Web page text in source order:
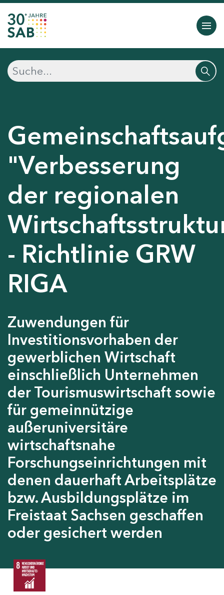
"Verbesserung
der regionalen
- Richtlinie GRW
RIGA
Zuwendungen für
Investitionsvorhaben der
gewerblichen Wirtschaft
einschließlich Unternehmen
der Tourismuswirtschaft sowie
für gemeinnützige
außeruniversitäre
wirtschaftsnahe
Forschungseinrichtungen mit
denen dauerhaft Arbeitsplätze
bzw. Ausbildungsplätze im
Freistaat Sachsen geschaffen
oder gesichert werden